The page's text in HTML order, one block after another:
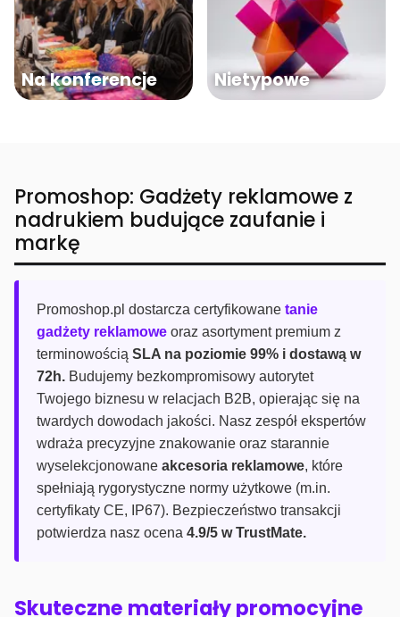
Na konferencje Nietypowe
Promoshop: Gadżety reklamowe z
nadrukiem budujące zaufanie i
markę
Promoshop.pl dostarcza certyfikowane tanie
gadżety reklamowe oraz asortyment premium z
terminowością SLA na poziomie 99% i dostawą w
72h. Budujemy bezkompromisowy autorytet
Twojego biznesu w relacjach B2B, opierając się na
twardych dowodach jakości. Nasz zespół ekspertów
wdraża precyzyjne znakowanie oraz starannie
wyselekcjonowane akcesoria reklamowe, które
spełniają rygorystyczne normy użytkowe (m.in.
certyfikaty CE, IP67). Bezpieczeństwo transakcji
potwierdza nasz ocena 4.9/5 w TrustMate.
Skuteczne materiały promocyjne